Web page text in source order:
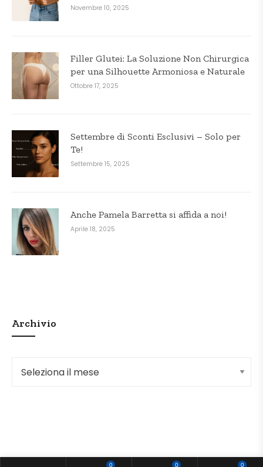
in Puglia
Novembre 10, 2025
Filler Glutei: La Soluzione Non Chirurgica
per una Silhouette Armoniosa e Naturale
Ottobre 17, 2025
Settembre di Sconti Esclusivi – Solo per
Te!
Settembre 15, 2025
Anche Pamela Barretta si affida a noi!
Aprile 18, 2025
Archivio
0 0 0